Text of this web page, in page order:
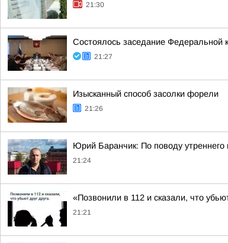
21:30
Состоялось заседание Федеральной
21:27
Изысканный способ засолки форели
21:26
Юрий Баранчик: По поводу утреннего
21:24
«Позвонили в 112 и сказали, что
21:21